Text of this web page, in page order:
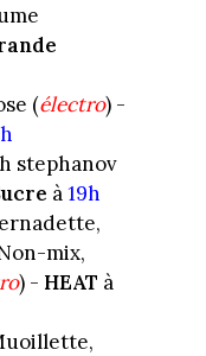
(électro) -
stephanov
à19h
mix,
) - HEAT à